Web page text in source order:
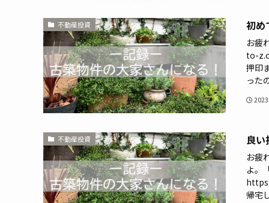
不動産投資 初め
お疲
to-
押印
った
不動産投資 良
お疲
よ。
帰宅